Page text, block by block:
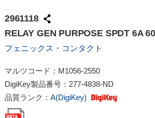
2961118
RELAY GEN PURPOSE SPDT 6A
フェニックス・コンタクト
マルツコード： M1056-2550
DigiKey製品番号： 277-4838-ND
品質ランク： A(DigiKey)